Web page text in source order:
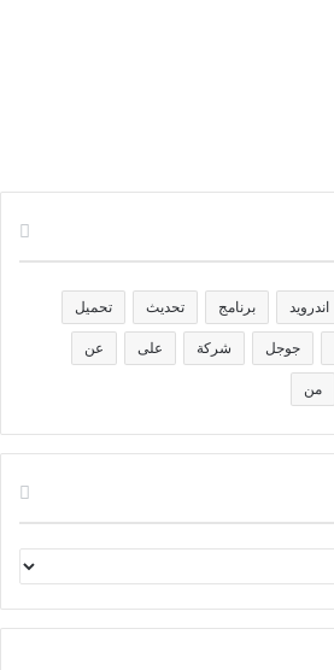
اندرويد برنامج تحديث تحميل
جوجل شركة على عن
من